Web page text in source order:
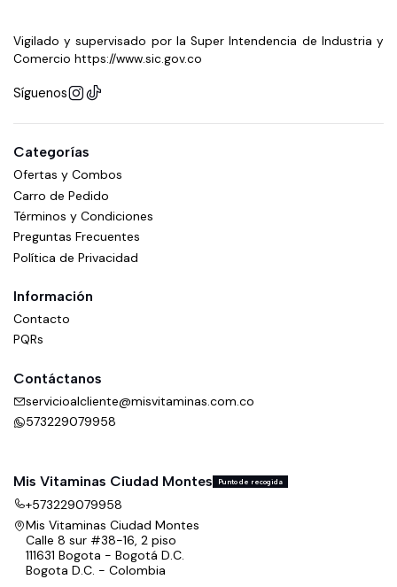
Vigilado y supervisado por la Super Intendencia de Industria y
Comercio https://www.sic.gov.co
Síguenos
Categorías
Ofertas y Combos
Carro de Pedido
Términos y Condiciones
Preguntas Frecuentes
Política de Privacidad
Información
Contacto
PQRs
Contáctanos
servicioalcliente@misvitaminas.com.co
573229079958
Mis Vitaminas Ciudad Montes Punto de recogida
+573229079958
Mis Vitaminas Ciudad Montes
Calle 8 sur #38-16, 2 piso
111631 Bogota - Bogotá D.C.
Bogota D.C. - Colombia